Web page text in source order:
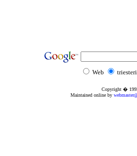
Web
Copyright �
Maintained online by